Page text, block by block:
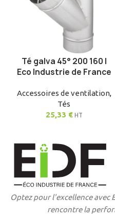
AJOUTER AU PANIER
Té galva 45° 200 160 |
Eco Industrie de France
Accessoires de ventilation,
Tés
25,33 € HT
Optez pour l'excellence avec
rencontre la